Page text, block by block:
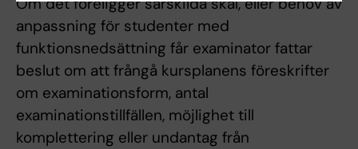
anpassning för studenter med
funktionsnedsättning får examinator fattar
beslut om att frångå kursplanens föreskrifter
om examinationsform, antal
examinationstillfällen, möjlighet till
komplettering eller undantag från